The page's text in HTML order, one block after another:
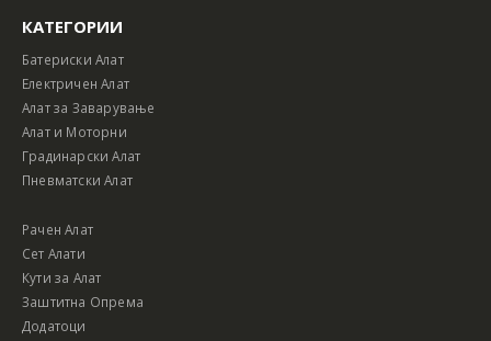
КАТЕГОРИИ
Батериски Алат
Електричен Алат
Алат за Заварување
Алат и Моторни
Градинарски Алат
Пневматски Алат
Рачен Алат
Сет Алати
Кути за Алат
Заштитна Опрема
Додатоци